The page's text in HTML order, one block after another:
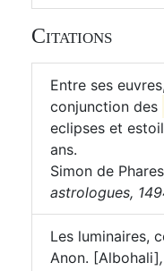
Citations
Entre ses
conjunction des
eclipses et
ans.
Simon de Phares
astrologues,
Les luminaires,
Anon. [Albohali],